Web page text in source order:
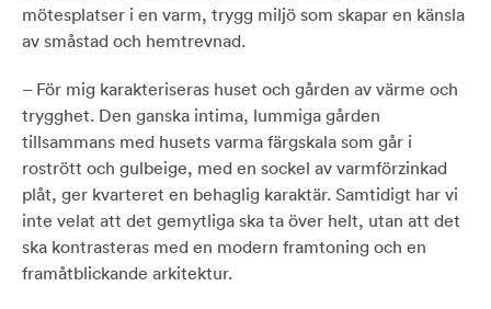
mötesplatser i en varm, trygg miljö som skapar en känsla
av småstad och hemtrevnad.
– För mig karakteriseras huset och gården av värme och
trygghet. Den ganska intima, lummiga gården
tillsammans med husets varma färgskala som går i
rostrött och gulbeige, med en sockel av varmförzinkad
plåt, ger kvarteret en behaglig karaktär. Samtidigt har vi
inte velat att det gemytliga ska ta över helt, utan att det
ska kontrasteras med en modern framtoning och en
framåtblickande arkitektur.